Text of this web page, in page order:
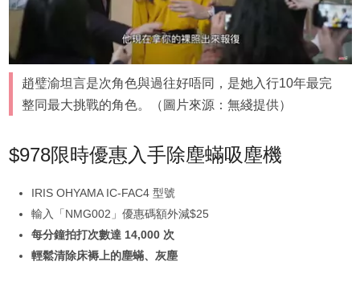
趙璧渝坦言是次角色與過往好唔同，是她入行10年最完
整同最大挑戰的角色。（圖片來源：無綫提供）
$978限時優惠入手除塵蟎吸塵機
IRIS OHYAMA IC-FAC4 型號
輸入「NMG002」優惠碼額外減$25
每分鐘拍打次數達 14,000 次
輕鬆清除床褥上的塵蟎、灰塵